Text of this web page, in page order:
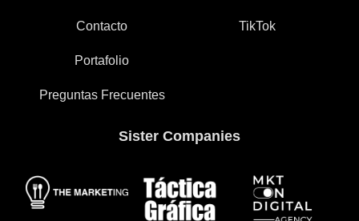
Contacto
Portafolio
Preguntas Frecuentes
TikTok
Sister Companies